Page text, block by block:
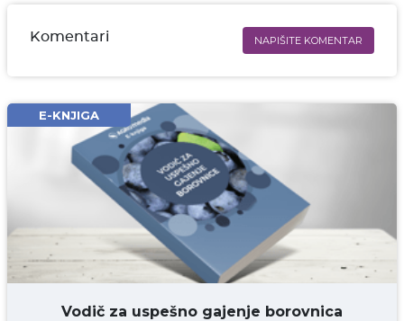
Komentari NAPIŠITE KOMENTAR
Email* obavezno
Komentar* obavezno
DODAJ KOMENTAR
E-KNJIGA
Vodič za uspešno gajenje borovnica